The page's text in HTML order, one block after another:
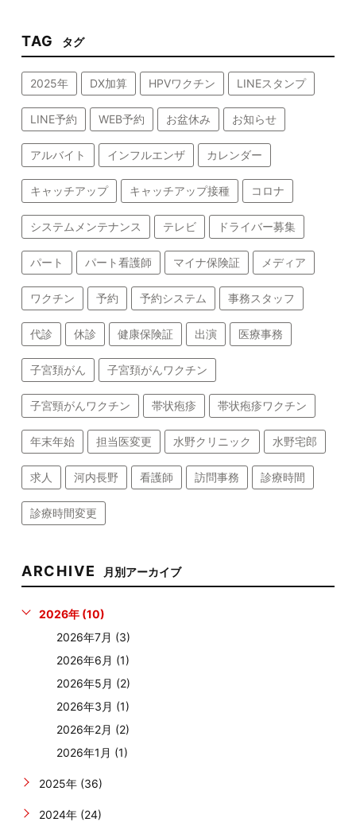
TAG タグ
2025年 DX加算 HPVワクチン LINEスタンプ
LINE予約 WEB予約 お盆休み お知らせ
アルバイト インフルエンザ カレンダー
キャッチアップ キャッチアップ接種 コロナ
システムメンテナンス テレビ ドライバー募集
パート パート看護師 マイナ保険証 メディア
ワクチン 予約 予約システム 事務スタッフ
代診 休診 健康保険証 出演 医療事務
子宮頚がん 子宮頚がんワクチン
子宮頸がんワクチン 帯状疱疹 帯状疱疹ワクチン
年末年始 担当医変更 水野クリニック 水野宅郎
求人 河内長野 看護師 訪問事務 診療時間
診療時間変更
ARCHIVE 月別アーカイブ
2026年 (10)
2026年7月 (3)
2026年6月 (1)
2026年5月 (2)
2026年3月 (1)
2026年2月 (2)
2026年1月 (1)
2025年 (36)
2024年 (24)